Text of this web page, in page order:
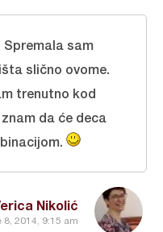
Nikolić
8, 2014, 9:15 am
Spremala sam
slično ovome.
trenutno kod
da će deca